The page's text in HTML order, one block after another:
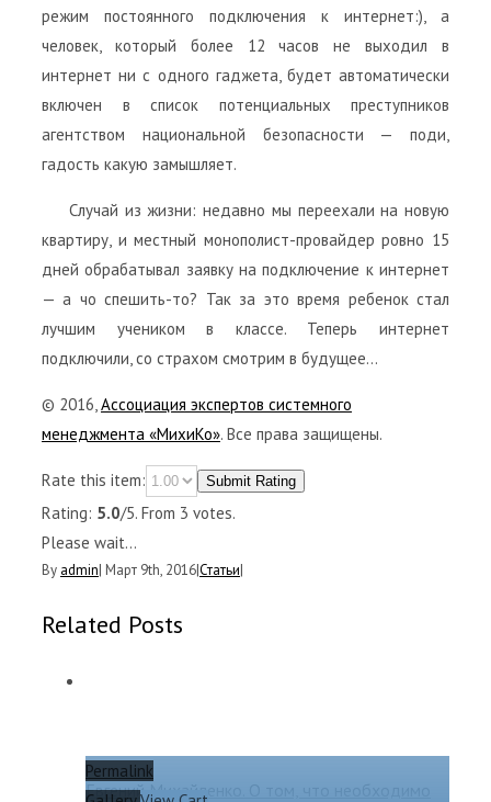
режим постоянного подключения к интернет:), а
человек, который более 12 часов не выходил в
интернет ни с одного гаджета, будет автоматически
включен в список потенциальных преступников
агентством национальной безопасности — поди,
гадость какую замышляет.
Случай из жизни: недавно мы переехали на новую
квартиру, и местный монополист-провайдер ровно 15
дней обрабатывал заявку на подключение к интернет
— а чо спешить-то? Так за это время ребенок стал
лучшим учеником в классе. Теперь интернет
подключили, со страхом смотрим в будущее…
© 2016, Ассоциация экспертов системного
менеджмента «МихиКо». Все права защищены.
Rate this item: Submit Rating
Rating: 5.0/5. From 3 votes.
Please wait...
By admin| Март 9th, 2016|Статьи|
Related Posts
Permalink
Евгений Михайленко. О том, что необходимо